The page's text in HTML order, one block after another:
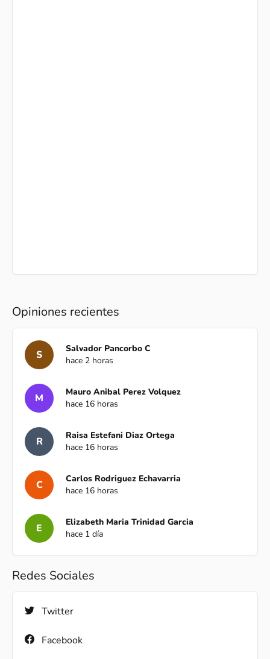
Opiniones recientes
S
Salvador Pancorbo C
hace 2 horas
M
Mauro Anibal Perez Volquez
hace 16 horas
R
Raisa Estefani Diaz Ortega
hace 16 horas
C
Carlos Rodriguez Echavarria
hace 16 horas
E
Elizabeth Maria Trinidad Garcia
hace 1 día
Redes Sociales
Twitter
Facebook